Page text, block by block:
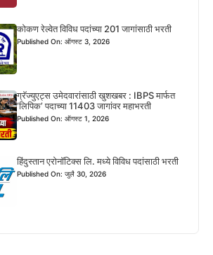
कोकण रेल्वेत विविध पदांच्या 201 जागांसाठी भरती
Published On: ऑगस्ट 3, 2026
ग्रॅज्युएट्स उमेदवारांसाठी खुशखबर : IBPS मार्फत
‘लिपिक’ पदाच्या 11403 जागांवर महाभरती
Published On: ऑगस्ट 1, 2026
हिंदुस्तान एरोनॉटिक्स लि. मध्ये विविध पदांसाठी भरती
Published On: जुलै 30, 2026